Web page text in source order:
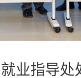
指导处